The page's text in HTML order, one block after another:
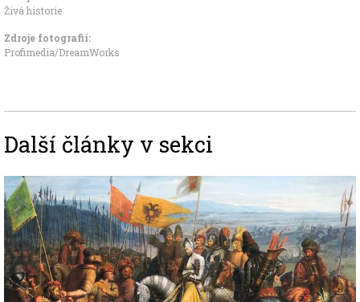
Živá historie
Zdroje fotografii:
Profimedia/DreamWorks
Další články v sekci
Image